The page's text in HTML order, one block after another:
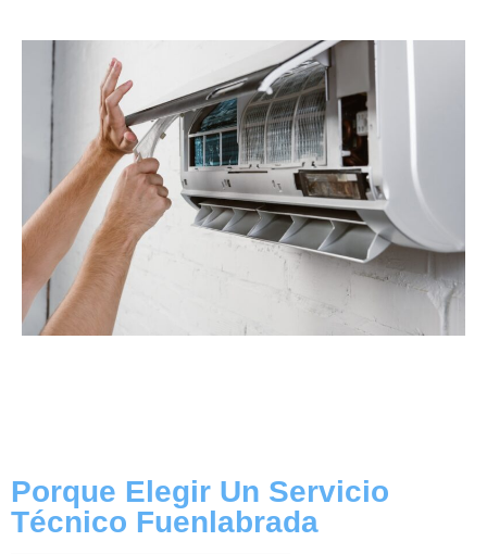
Porque Elegir Un Servicio
Técnico Fuenlabrada